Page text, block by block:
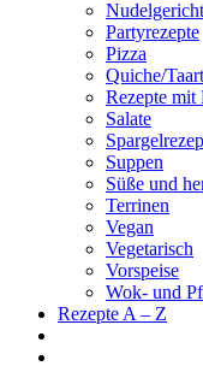
Partyrezepte
Pizza
Quiche/Taart
Rezepte mit
Salate
Suppen
Süße und
Terrinen
Vegan
Vegetarisch
Vorspeise
Wok- und
Rezepte A – Z